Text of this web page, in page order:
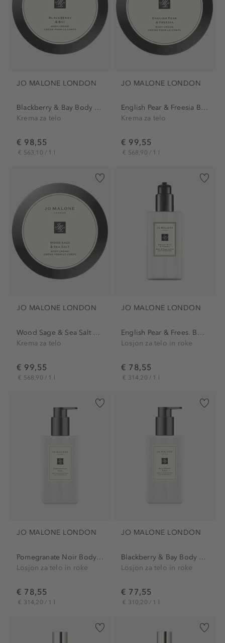
JO MALONE LONDON
Blackberry & Bay Body Creme
Krema za telo
€ 98,55
€ 563,10 / 1 l
JO MALONE LONDON
English Pear & Freesia Body...
Krema za telo
€ 99,55
€ 568,90 / 1 l
JO MALONE LONDON
Wood Sage & Sea Salt Body...
Krema za telo
€ 99,55
€ 568,90 / 1 l
JO MALONE LONDON
English Pear & Frees. Body...
Losjon za telo in roke
€ 78,55
€ 314,20 / 1 l
JO MALONE LONDON
Pomegranate Noir Body &...
Losjon za telo in roke
€ 78,55
€ 314,20 / 1 l
JO MALONE LONDON
Blackberry & Bay Body &...
Losjon za telo in roke
€ 77,55
€ 310,20 / 1 l